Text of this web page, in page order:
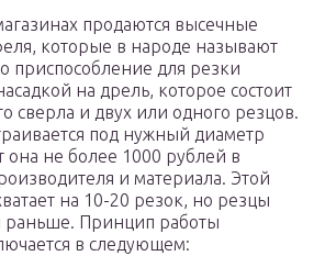
продаются высечные
которые в народе называют
приспособление для резки
на дрель, которое состоит
сверла и двух или одного резцов.
под нужный диаметр
она не более 1000 рублей в
и материала. Этой
на 10-20 резок, но резцы
раньше. Принцип работы
в следующем: